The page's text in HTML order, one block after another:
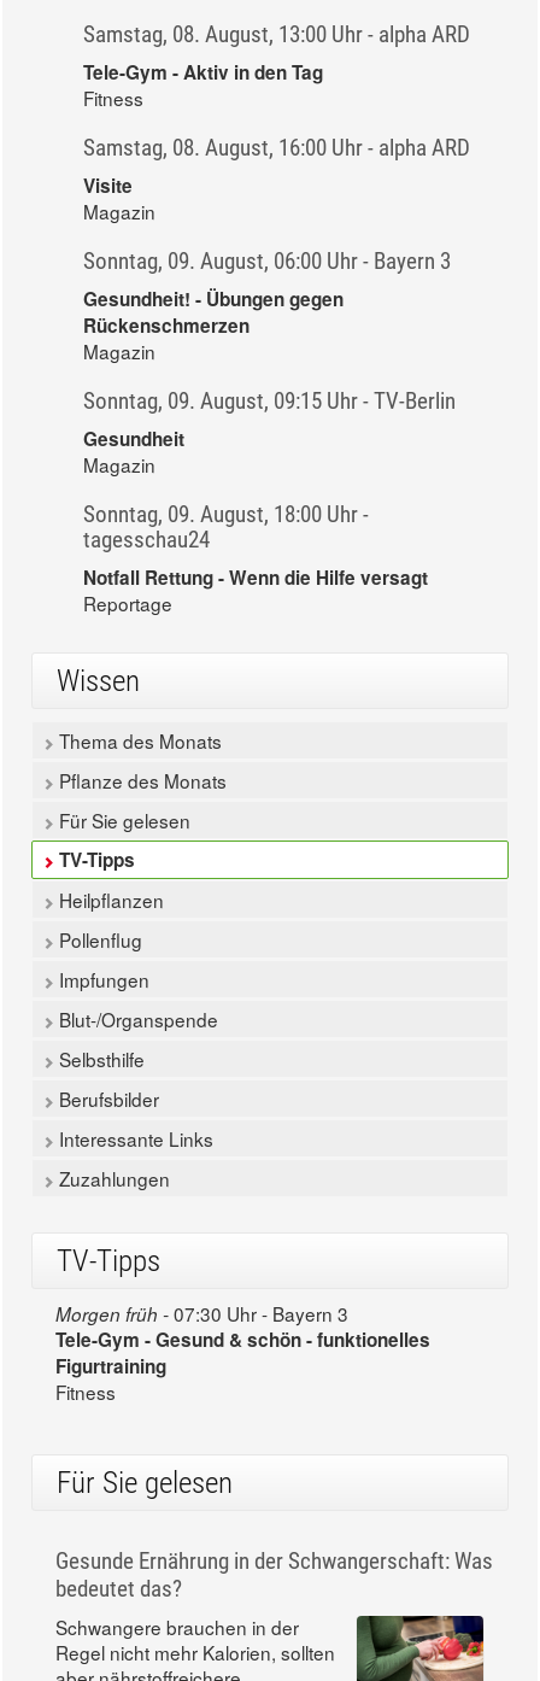
Samstag, 08. August, 13:00 Uhr - alpha ARD
Tele-Gym - Aktiv in den Tag
Fitness
Samstag, 08. August, 16:00 Uhr - alpha ARD
Visite
Magazin
Sonntag, 09. August, 06:00 Uhr - Bayern 3
Gesundheit! - Übungen gegen
Rückenschmerzen
Magazin
Sonntag, 09. August, 09:15 Uhr - TV-Berlin
Gesundheit
Magazin
Sonntag, 09. August, 18:00 Uhr -
tagesschau24
Notfall Rettung - Wenn die Hilfe versagt
Reportage
Wissen
Thema des Monats
Pflanze des Monats
Für Sie gelesen
TV-Tipps
Heilpflanzen
Pollenflug
Impfungen
Blut-/Organspende
Selbsthilfe
Berufsbilder
Interessante Links
Zuzahlungen
TV-Tipps
Morgen früh -07:30 Uhr - Bayern 3
Tele-Gym - Gesund & schön - funktionelles
Figurtraining
Fitness
Für Sie gelesen
Gesunde Ernährung in der Schwangerschaft: Was
bedeutet das?
Schwangere brauchen in der
Regel nicht mehr Kalorien, sollten